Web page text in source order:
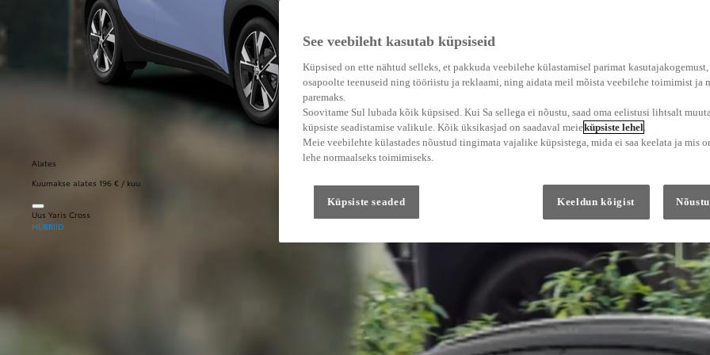
Alates
Kuumakse alates 196 € / kuu
Uus Yaris Cross
HÜBRIID
See veebileht kasutab küpsiseid
Küpsised on ette nähtud selleks, et pakkuda veebilehe külastamisel parimat
osapoolte teenuseid ning tööriistu ja reklaami, ning aidata meil mõista veebilehe toimimist ja
paremaks.
Soovitame Sul lubada kõik küpsised. Kui Sa sellega ei nõustu, saad oma eelistusi lihtsalt
küpsiste seadistamise valikule. Kõik üksikasjad on saadaval meieküpsiste lehel.
Meie veebilehte külastades nõustud tingimata vajalike küpsistega, mida ei saa keelata ja mis
lehe normaalseks toimimiseks.
Küpsiste seaded Keeldun kõigist